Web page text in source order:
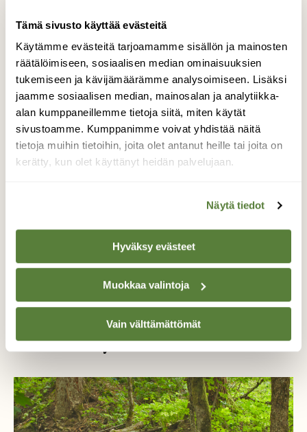
Tämä sivusto käyttää evästeitä
Käytämme evästeitä tarjoamamme sisällön ja mainosten
räätälöimiseen, sosiaalisen median ominaisuuksien
tukemiseen ja kävijämäärämme analysoimiseen. Lisäksi
jaamme sosiaalisen median, mainosalan ja analytiikka-
alan kumppaneillemme tietoja siitä, miten käytät
sivustoamme. Kumppanimme voivat yhdistää näitä
tietoja muihin tietoihin, joita olet antanut heille tai joita on
kerätty, kun olet käyttänyt heidän palvelujaan.
Näytä tiedot
Hyväksy evästeet
Muokkaa valintoja
Vain välttämättömät
Lisää aiheesta
Tiede nyt: Jäätön syksy tietää kylmempää
järvivettä talvella